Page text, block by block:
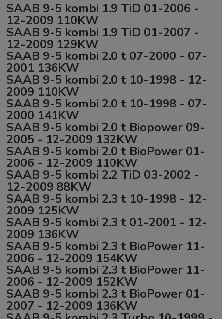
SAAB 9-5 kombi 1.9 TiD 01-2006 -
12-2009 110KW
SAAB 9-5 kombi 1.9 TiD 01-2007 -
12-2009 129KW
SAAB 9-5 kombi 2.0 t 07-2000 - 07-
2001 136KW
SAAB 9-5 kombi 2.0 t 10-1998 - 12-
2009 110KW
SAAB 9-5 kombi 2.0 t 10-1998 - 07-
2000 141KW
SAAB 9-5 kombi 2.0 t Biopower 09-
2005 - 12-2009 132KW
SAAB 9-5 kombi 2.0 t BioPower 01-
2006 - 12-2009 110KW
SAAB 9-5 kombi 2.2 TiD 03-2002 -
12-2009 88KW
SAAB 9-5 kombi 2.3 t 10-1998 - 12-
2009 125KW
SAAB 9-5 kombi 2.3 t 01-2001 - 12-
2009 136KW
SAAB 9-5 kombi 2.3 t BioPower 11-
2006 - 12-2009 154KW
SAAB 9-5 kombi 2.3 t BioPower 11-
2006 - 12-2009 152KW
SAAB 9-5 kombi 2.3 t BioPower 01-
2007 - 12-2009 136KW